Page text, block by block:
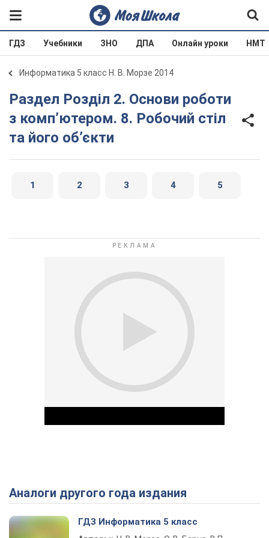
ГДЗ Учебники ЗНО ДПА Онлайн уроки НМТ
Информатика 5 класс Н. В. Морзе 2014
Раздел Розділ 2. Основи роботи
з комп’ютером. 8. Робочий стіл
та його об’єкти
1 2 3 4 5
Play Video
Аналоги другого года издания
ГДЗ Информатика 5 класс